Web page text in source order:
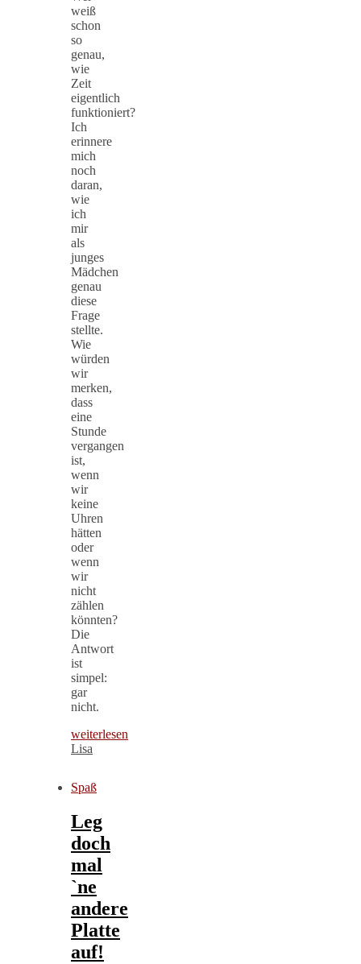
weiß
schon
so
genau,
wie
Zeit
eigentlich
funktioniert?
Ich
erinnere
mich
noch
daran,
wie
ich
mir
als
junges
Mädchen
genau
diese
Frage
stellte.
Wie
würden
wir
merken,
dass
eine
Stunde
vergangen
ist,
wenn
wir
keine
Uhren
hätten
oder
wenn
wir
nicht
zählen
könnten?
Die
Antwort
ist
simpel:
gar
nicht.
weiterlesen
Lisa
Spaß
Leg
doch
mal
`ne
andere
Platte
auf!